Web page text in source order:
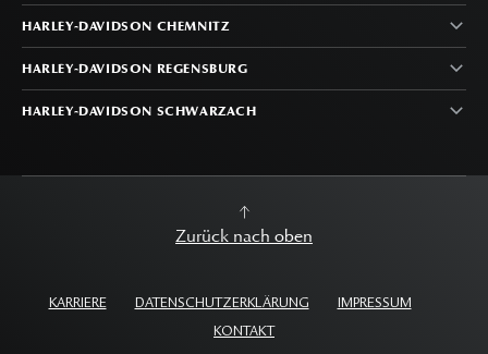
HARLEY-DAVIDSON CHEMNITZ
HARLEY-DAVIDSON REGENSBURG
HARLEY-DAVIDSON SCHWARZACH
Zurück nach oben
KARRIERE DATENSCHUTZERKLÄRUNG
IMPRESSUM
KONTAKT